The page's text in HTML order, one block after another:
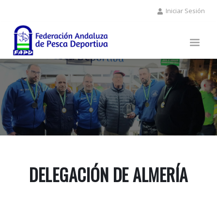
contenido
principal
Iniciar Sesión
DELEGACIÓN DE ALMERÍA